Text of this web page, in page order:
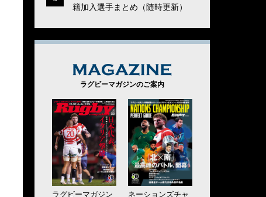
籍加入選手まとめ（随時更新）
ラグビーマガジンのご案内
ラグビーマガジン
ネーションズチャ